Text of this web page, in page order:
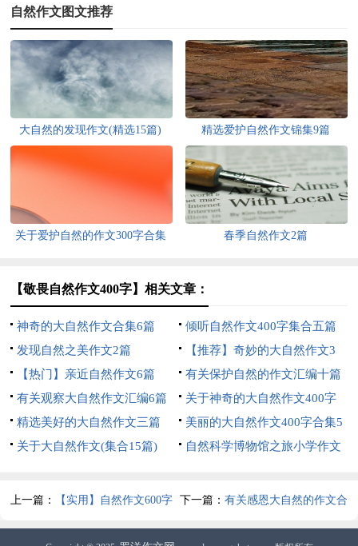
自然作文图文推荐
大自然的发现作文(精选15篇) 精选爱护自然作文锦集9篇
关于爱护自然的作文300字合集
春季自然作文2篇
【敬畏自然作文400字】相关文章：
神奇的大自然作文合集6篇
倾听自然作文400字集合五篇
发现自然之美作文2篇
【推荐】奇妙的大自然作文3
篇
【热门】亲近自然作文6篇
有关保护自然的作文汇编十篇
有关观察大自然作文汇编6篇
关于神奇的大自然作文400字
八篇
精选美好的大自然作文三篇
美丽的大自然作文400字合集5
篇
关于大自然作文(集合15篇) 自然科学博物馆之旅小学作文
上一篇： 【实用】自然作文600字
八篇
下一篇： 有关感恩大自然的作文合
集10篇